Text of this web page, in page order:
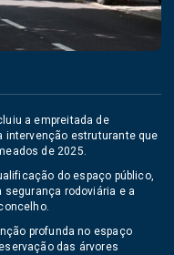
a empreitada de
intervenção estruturante que
de 2025.
do espaço público,
segurança rodoviária e a
profunda no espaço
das árvores